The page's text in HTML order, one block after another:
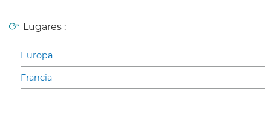
Lugares :
Europa
Francia